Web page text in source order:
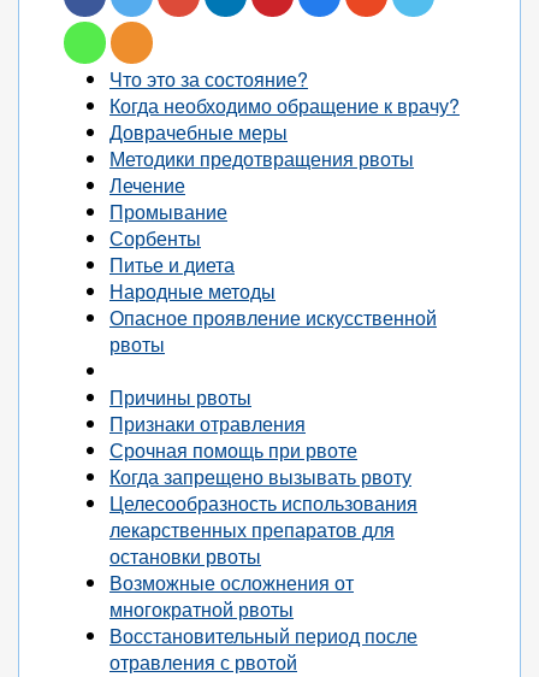
Что это за состояние?
Когда необходимо обращение к врачу?
Доврачебные меры
Методики предотвращения рвоты
Лечение
Промывание
Сорбенты
Питье и диета
Народные методы
Опасное проявление искусственной
рвоты
Причины рвоты
Признаки отравления
Срочная помощь при рвоте
Когда запрещено вызывать рвоту
Целесообразность использования
лекарственных препаратов для
остановки рвоты
Возможные осложнения от
многократной рвоты
Восстановительный период после
отравления с рвотой